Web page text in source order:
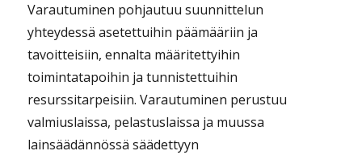
Varautuminen pohjautuu suunnittelun
yhteydessä asetettuihin päämääriin ja
tavoitteisiin, ennalta määritettyihin
toimintatapoihin ja tunnistettuihin
resurssitarpeisiin. Varautuminen perustuu
valmiuslaissa, pelastuslaissa ja muussa
lainsäädännössä säädettyyn